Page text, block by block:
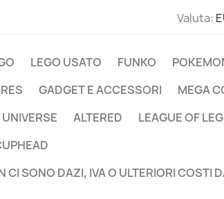
Valuta:
LEGO USATO FUNKO
GADGET E ACCESSORI MEGA
ALTERED LEAGUE OF
CI SONO DAZI, IVA O ULTERIORI COSTI